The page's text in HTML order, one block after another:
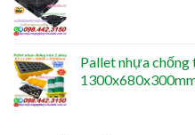
Pallet nhựa chống